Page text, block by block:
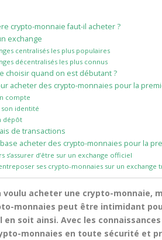
crypto-monnaie faut-il acheter ?
exchange
centralisés les plus populaires
décentralisés les plus connus
choisir quand on est débutant ?
acheter des crypto-monnaies pour la
compte
identité
dépôt
de transactions
acheter des crypto-monnaies pour la
s’assurer d’être sur un exchange officiel
ses crypto-monnaies sur un exchange
voulu acheter une crypto-monnaie,
monnaies peut être intimidant
en soit ainsi. Avec les
monnaies en toute sécurité et